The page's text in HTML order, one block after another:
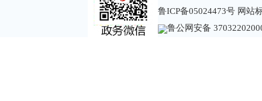
鲁ICP备05024473号 网站
鲁公网安备